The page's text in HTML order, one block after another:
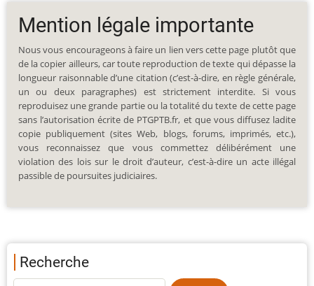
Mention légale importante
Nous vous encourageons à faire un lien vers cette page plutôt que
de la copier ailleurs, car toute reproduction de texte qui dépasse la
longueur raisonnable d’une citation (c’est-à-dire, en règle générale,
un ou deux paragraphes) est strictement interdite. Si vous
reproduisez une grande partie ou la totalité du texte de cette page
sans l’autorisation écrite de PTGPTB.fr, et que vous diffusez ladite
copie publiquement (sites Web, blogs, forums, imprimés, etc.),
vous reconnaissez que vous commettez délibérément une
violation des lois sur le droit d’auteur, c’est-à-dire un acte illégal
passible de poursuites judiciaires.
Recherche